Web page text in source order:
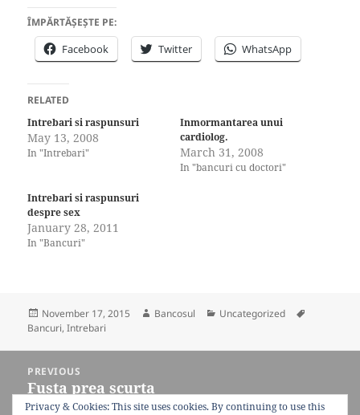
ÎMPĂRTĂȘEȘTE PE:
Facebook Twitter WhatsApp
RELATED
Intrebari si raspunsuri
May 13, 2008
In "Intrebari"
Inmormantarea unui
cardiolog.
March 31, 2008
In "bancuri cu doctori"
Intrebari si raspunsuri
despre sex
January 28, 2011
In "Bancuri"
Posted
on
November 17, 2015 Author
Bancosul Categories
Uncategorized
Bancuri,Intrebari
navigation
PREVIOUS
Previous
post:
Fusta prea scurta
Privacy & Cookies: This site uses cookies. By continuing to use this